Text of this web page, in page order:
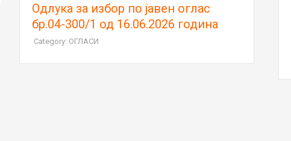
Oдлука за избор по јавен оглас
бр.04-300/1 од 16.06.2026 година
Category: ОГЛАСИ